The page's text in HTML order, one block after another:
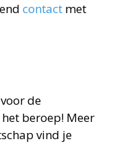
contact met
de
beroep! Meer
vind je